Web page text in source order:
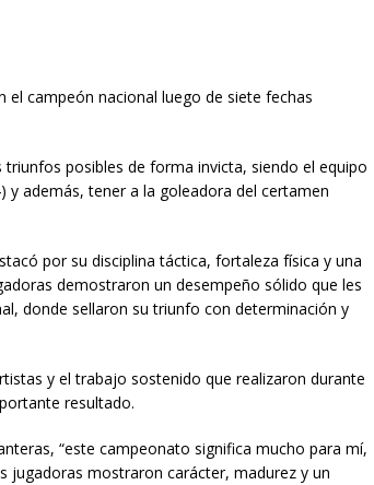
campeón nacional luego de siete fechas
posibles de forma invicta, siendo el equipo
además, tener a la goleadora del certamen
por su disciplina táctica, fortaleza física y una
demostraron un desempeño sólido que les
donde sellaron su triunfo con determinación y
y el trabajo sostenido que realizaron durante
resultado.
“este campeonato significa mucho para mí,
mostraron carácter, madurez y un